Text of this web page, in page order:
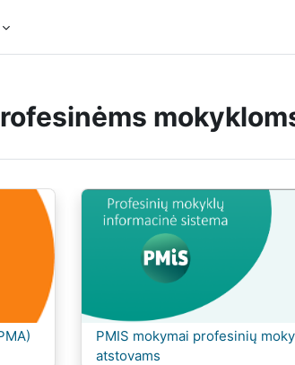
Kursas:
PMIS mokymai profesinių
atstovams